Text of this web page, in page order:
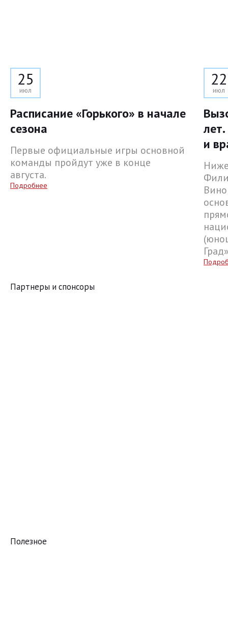
25
июл
Расписание «Горького» в начале
сезона
Первые официальные игры основной
команды пройдут уже в конце
августа.
Подробнее
22
июл
и
Партнеры и спонсоры
Полезное